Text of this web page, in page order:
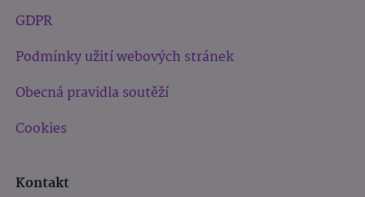
GDPR
Podmínky užití webových stránek
Obecná pravidla soutěží
Cookies
Kontakt